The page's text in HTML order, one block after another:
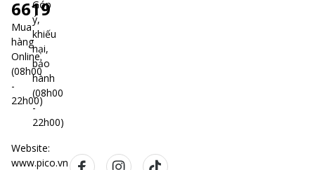
6619
Mua
hàng
Online
(08h00
-
22h00)
Góp
ý,
khiếu
nại,
bảo
hành
(08h00
-
22h00)
Website:
www.pico.vn